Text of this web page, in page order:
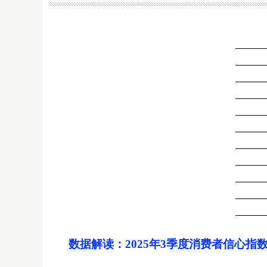
数据解读：2025年3季度消费者信心指